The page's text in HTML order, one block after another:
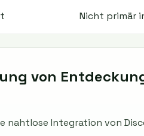
Nicht primär
von
nahtlose Integration von